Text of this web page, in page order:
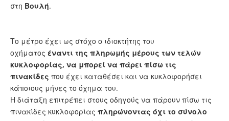
στη Βουλή.
Το μέτρο έχει ως στόχο ο ιδιοκτήτης του
οχήματος έναντι της πληρωμής μέρους των τελών
κυκλοφορίας, να μπορεί να πάρει πίσω τις
πινακίδες που έχει καταθέσει και να κυκλοφορήσει
κάποιους μήνες το όχημα του.
Η διάταξη επιτρέπει στους οδηγούς να πάρουν πίσω τις
πινακίδες κυκλοφορίας πληρώνοντας όχι το σύνολο